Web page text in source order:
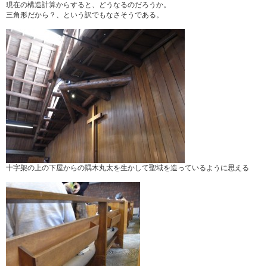
現在の構造計算からすると、どうなるのだろうか。
三角形だから？、という訳でもなさそうである。
十字架の上の下屋からの隅木丸太を生かして聖域を造っているように思える